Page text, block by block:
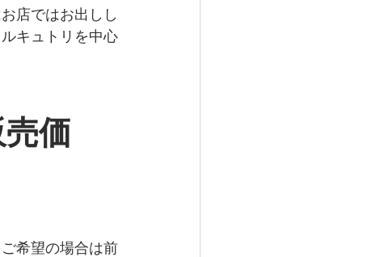
店ではお出しし
キュトリを中心
価
希望の場合は前